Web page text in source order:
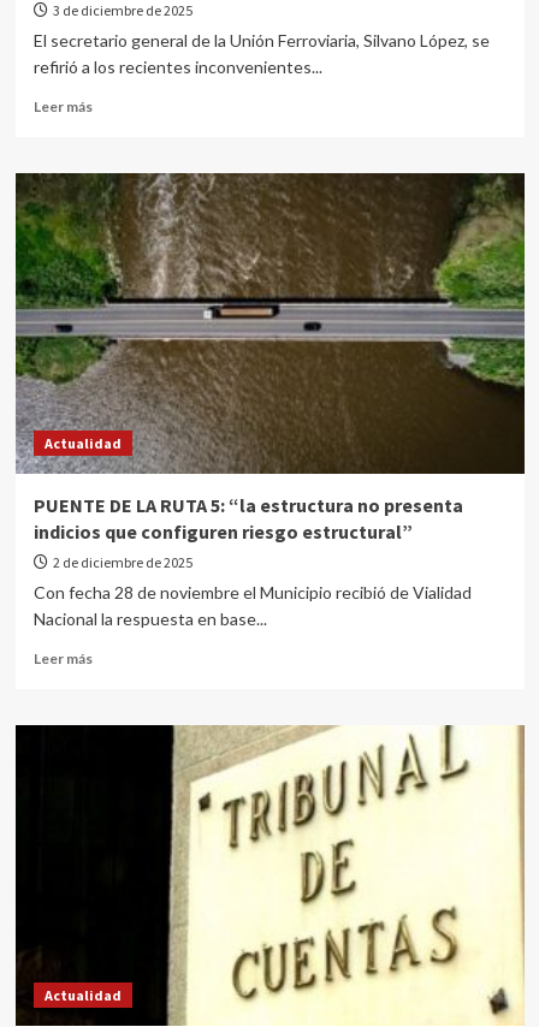
3 de diciembre de 2025
El secretario general de la Unión Ferroviaria, Silvano López, se
refirió a los recientes inconvenientes...
Leer más
Actualidad
PUENTE DE LA RUTA 5: “la estructura no presenta
indicios que configuren riesgo estructural”
2 de diciembre de 2025
Con fecha 28 de noviembre el Municipio recibió de Vialidad
Nacional la respuesta en base...
Leer más
Actualidad